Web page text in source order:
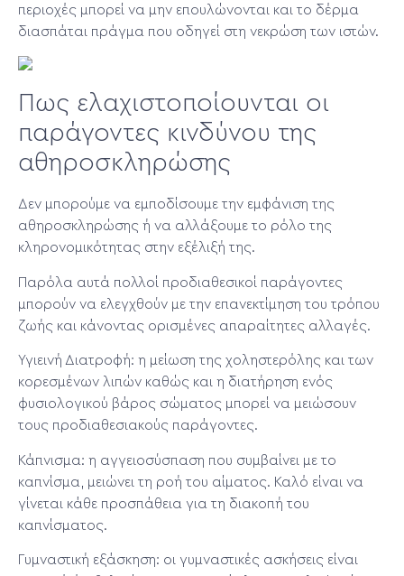
περιοχές μπορεί να μην επουλώνονται και το δέρμα
διασπάται πράγμα που οδηγεί στη νεκρώση των ιστών.
Πως ελαχιστοποίουνται οι
παράγοντες κινδύνου της
αθηροσκληρώσης
Δεν μπορούμε να εμποδίσουμε την εμφάνιση της
αθηροσκληρώσης ή να αλλάξουμε το ρόλο της
κληρονομικότητας στην εξέλιξή της.
Παρόλα αυτά πολλοί προδιαθεσικοί παράγοντες
μπορούν να ελεγχθούν με την επανεκτίμηση του τρόπου
ζωής και κάνοντας ορισμένες απαραίτητες αλλαγές.
Υγιεινή Διατροφή: η μείωση της χοληστερόλης και των
κορεσμένων λιπών καθώς και η διατήρηση ενός
φυσιολογικού βάρος σώματος μπορεί να μειώσουν
τους προδιαθεσιακούς παράγοντες.
Κάπνισμα: η αγγειοσύσπαση που συμβαίνει με το
καπνίσμα, μειώνει τη ροή του αίματος. Καλό είναι να
γίνεται κάθε προσπάθεια για τη διακοπή του
καπνίσματος.
Γυμναστική εξάσκηση: οι γυμναστικές ασκήσεις είναι